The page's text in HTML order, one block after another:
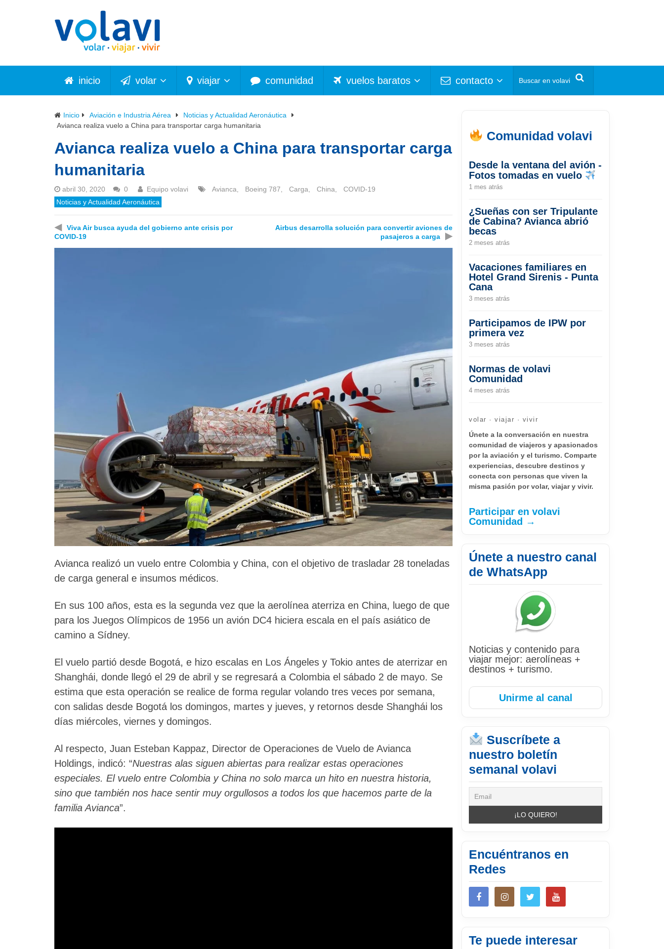
inicio volar viajar comunidad vuelos baratos contacto
Inicio Aviación e Industria Aérea
Noticias y Actualidad Aeronáutica
Avianca realiza vuelo a China para transportar carga humanitaria
Avianca realiza vuelo a China para transportar carga
humanitaria
abril 30, 2020 0 Equipo volavi Avianca Boeing 787 Carga China
COVID-19
Noticias y Actualidad Aeronáutica
◀
Viva Air busca ayuda del gobierno ante crisis por
COVID-19
Airbus desarrolla solución para convertir aviones de
pasajeros a carga
▶
Avianca realizó un vuelo entre Colombia y China, con el objetivo de trasladar 28 toneladas
de carga general e insumos médicos.
En sus 100 años, esta es la segunda vez que la aerolínea aterriza en China, luego de que
para los Juegos Olímpicos de 1956 un avión DC4 hiciera escala en el país asiático de
camino a Sídney.
El vuelo partió desde Bogotá, e hizo escalas en Los Ángeles y Tokio antes de aterrizar en
Shanghái, donde llegó el 29 de abril y se regresará a Colombia el sábado 2 de mayo. Se
estima que esta operación se realice de forma regular volando tres veces por semana,
con salidas desde Bogotá los domingos, martes y jueves, y retornos desde Shanghái los
días miércoles, viernes y domingos.
Al respecto, Juan Esteban Kappaz, Director de Operaciones de Vuelo de Avianca
Holdings, indicó: “Nuestras alas siguen abiertas para realizar estas operaciones
especiales. El vuelo entre Colombia y China no solo marca un hito en nuestra historia,
sino que también nos hace sentir muy orgullosos a todos los que hacemos parte de la
familia Avianca”.
Comunidad volavi
Desde la ventana del avión -
Fotos tomadas en vuelo
1 mes atrás
¿Sueñas con ser Tripulante
de Cabina? Avianca abrió
becas
2 meses atrás
Vacaciones familiares en
Hotel Grand Sirenis - Punta
Cana
3 meses atrás
Participamos de IPW por
primera vez
3 meses atrás
Normas de volavi
Comunidad
4 meses atrás
volar · viajar · vivir
Únete a la conversación en nuestra
comunidad de viajeros y apasionados
por la aviación y el turismo. Comparte
experiencias, descubre destinos y
conecta con personas que viven la
misma pasión por volar, viajar y vivir.
Participar en volavi
Comunidad →
Únete a nuestro canal
de WhatsApp
Noticias y contenido para
viajar mejor: aerolíneas +
destinos + turismo.
Unirme al canal
Suscríbete a
nuestro boletín
semanal volavi
Encuéntranos en
Redes
Te puede interesar